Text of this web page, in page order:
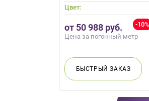
Цвет:
-10%
от 50 988 руб.
Цена за погонный метр
БЫСТРЫЙЗАКАЗ